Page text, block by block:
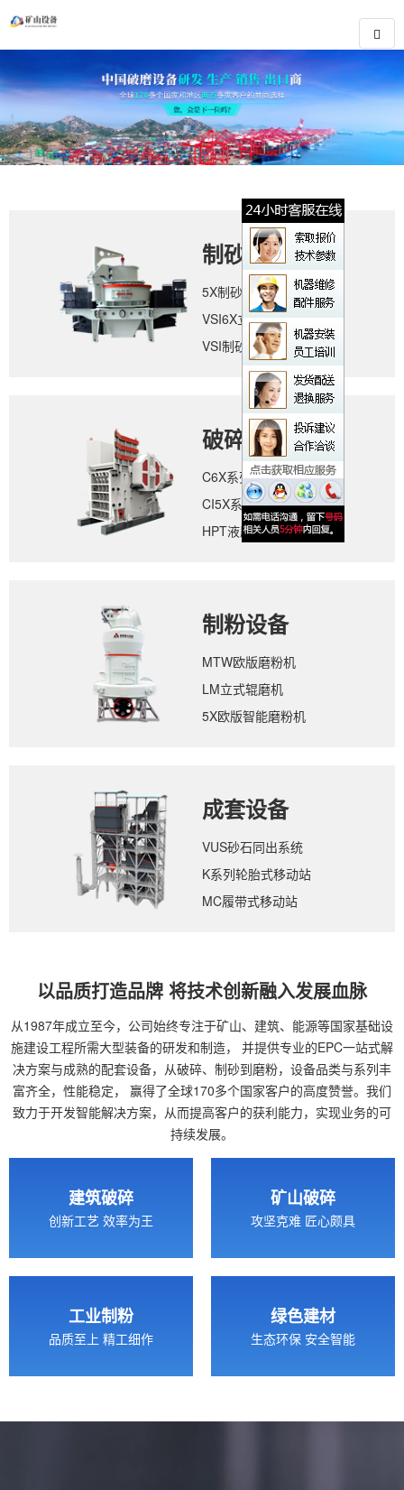
制砂设备
5X制砂机
VSI6X立轴冲击式破碎机
VSI制砂机
破碎设备
C6X系列颚式破碎机
CI5X系列反击式破碎机
HPT液压圆锥破碎机
制粉设备
MTW欧版磨粉机
LM立式辊磨机
5X欧版智能磨粉机
成套设备
VUS砂石同出系统
K系列轮胎式移动站
MC履带式移动站
以品质打造品牌 将技术创新融入发展血脉
从1987年成立至今，公司始终专注于矿山、建筑、能源等国家基础设
施建设工程所需大型装备的研发和制造，
并提供专业的EPC一站式解
决方案与成熟的配套设备，从破碎、制砂到磨粉，设备品类与系列丰
富齐全，性能稳定，
赢得了全球170多个国家客户的高度赞誉。我们
致力于开发智能解决方案，从而提高客户的获利能力，实现业务的可
持续发展。
建筑破碎
创新工艺 效率为王
矿山破碎
攻坚克难 匠心颇具
工业制粉
品质至上 精工细作
绿色建材
生态环保 安全智能